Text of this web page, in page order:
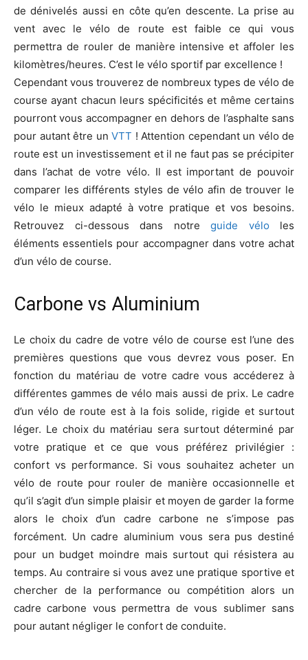
de dénivelés aussi en côte qu’en descente. La prise au
vent avec le vélo de route est faible ce qui vous
permettra de rouler de manière intensive et affoler les
kilomètres/heures. C’est le vélo sportif par excellence !
Cependant vous trouverez de nombreux types de vélo de
course ayant chacun leurs spécificités et même certains
pourront vous accompagner en dehors de l’asphalte sans
pour autant être un VTT ! Attention cependant un vélo de
route est un investissement et il ne faut pas se précipiter
dans l’achat de votre vélo. Il est important de pouvoir
comparer les différents styles de vélo afin de trouver le
vélo le mieux adapté à votre pratique et vos besoins.
Retrouvez ci-dessous dans notre guide vélo les
éléments essentiels pour accompagner dans votre achat
d’un vélo de course.
Carbone vs Aluminium
Le choix du cadre de votre vélo de course est l’une des
premières questions que vous devrez vous poser. En
fonction du matériau de votre cadre vous accéderez à
différentes gammes de vélo mais aussi de prix. Le cadre
d’un vélo de route est à la fois solide, rigide et surtout
léger. Le choix du matériau sera surtout déterminé par
votre pratique et ce que vous préférez privilégier :
confort vs performance. Si vous souhaitez acheter un
vélo de route pour rouler de manière occasionnelle et
qu’il s’agit d’un simple plaisir et moyen de garder la forme
alors le choix d’un cadre carbone ne s’impose pas
forcément. Un cadre aluminium vous sera pus destiné
pour un budget moindre mais surtout qui résistera au
temps. Au contraire si vous avez une pratique sportive et
chercher de la performance ou compétition alors un
cadre carbone vous permettra de vous sublimer sans
pour autant négliger le confort de conduite.